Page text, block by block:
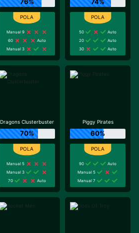
76%
Manual 9
60
Auto
Manual 3
74%
50
Auto
20
Auto
30
Auto
Dragons Clusterbuster
70%
Manual 5
Manual 3
70
Auto
Piggy Pirates
60%
90
Auto
Manual 5
Manual 7